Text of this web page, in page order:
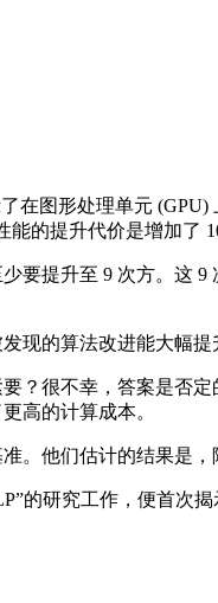
图形处理单元 (GPU)
的提升代价是增加了
提升至 9 次方。这 9
的算法改进能大幅提
很不幸，答案是否定
高的计算成本。
他们估计的结果是，
的研究工作，便首次